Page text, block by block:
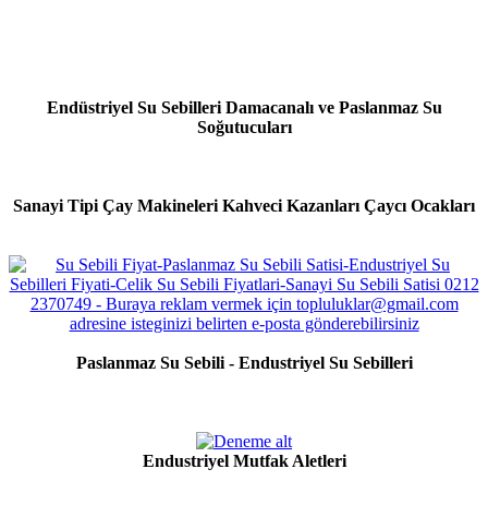
Endüstriyel Su Sebilleri Damacanalı ve Paslanmaz Su
Soğutucuları
Sanayi Tipi Çay Makineleri Kahveci Kazanları Çaycı Ocakları
Paslanmaz Su Sebili - Endustriyel Su Sebilleri
Endustriyel Mutfak Aletleri